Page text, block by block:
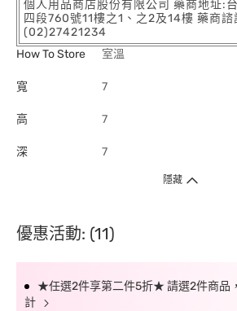
個人用品商店股份有限公司 藥商地址:
四段760號11樓之1、之2及14樓 藥商諮
(02)27421234
How To Store
室溫
寬 7
高 7
深 7
隱藏
優惠活動: (11)
★任選2件享第二件5折★ 請選2件商品
計